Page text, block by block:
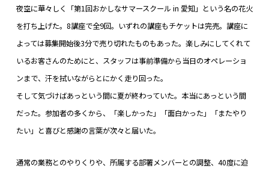
夜空に華々しく「第1回おかしなサマースクール in 愛知」という名の花火
を打ち上げた。8講座で全9回。いずれの講座もチケットは完売。講座に
よっては募集開始後3分で売り切れたものもあった。楽しみにしてくれて
いるお客さんのためにと、スタッフは事前準備から当日のオペレーショ
ンまで、汗を拭いながらとにかく走り回った。
そして気づけばあっという間に夏が終わっていた。本当にあっという間
だった。参加者の多くから、「楽しかった」「面白かった」「またやり
たい」と喜びと感謝の言葉が次々と届いた。
通常の業務とのやりくりや、所属する部署メンバーとの調整、40度に迫